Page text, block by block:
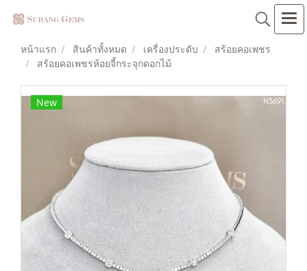
หน้าแรก สินค้าทั้งหมด เครื่องประดับ
สร้อยคอเพชร
สร้อยคอเพชรห้อยจี้กระจุกดอกไม้
New